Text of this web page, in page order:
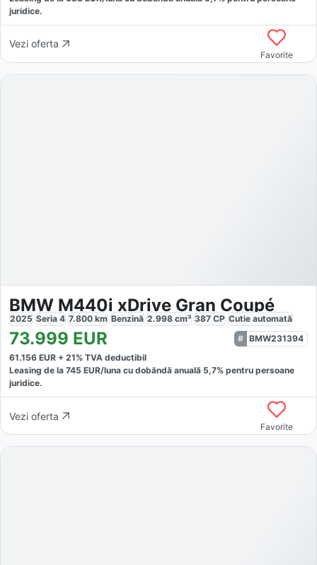
juridice.
Vezi oferta
Favorite
BMW M440i xDrive Gran Coupé
2025 Seria 4 7.800 km Benzină 2.998 cm³ 387 CP Cutie automată
73.999 EUR
BMW231394
61.156 EUR + 21% TVA deductibil
Leasing de la 745 EUR/luna cu dobăndă anuală 5,7% pentru persoane
juridice.
Vezi oferta
Favorite